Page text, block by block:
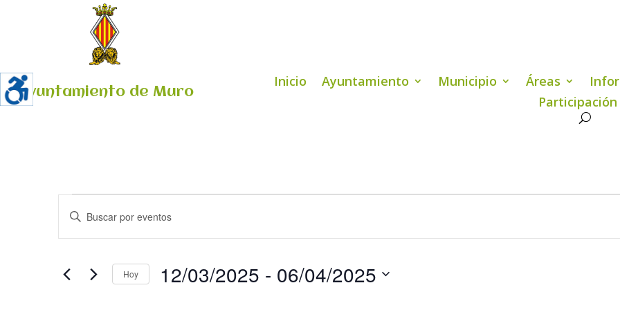
Ayuntamiento de Muro
Inicio Ayuntamiento Municipio Áreas
Participación
Eventos
Navegación
de
búsqueda
vistas
Introduce
clave.
Hoy 12/03/2025 - 06/04/2025